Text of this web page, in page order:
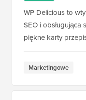
WP Delicious to
SEO i
piękne karty
Marketingowe